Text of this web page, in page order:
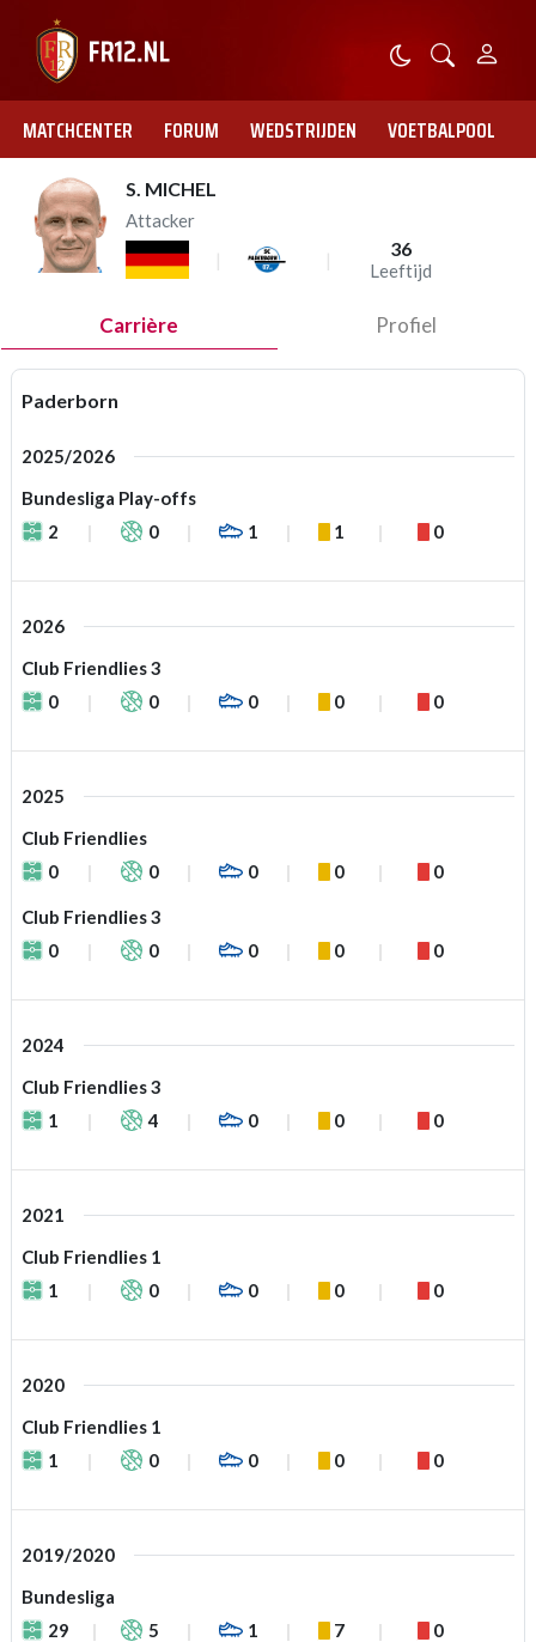
MATCHCENTER FORUM WEDSTRIJDEN VOETBALPOOL
S. MICHEL
Attacker
36
Leeftijd
Carrière Profiel
Paderborn
2025/2026
Bundesliga Play-offs
2
0 1 1 0
2026
Club Friendlies 3
0
0 0 0 0
2025
Club Friendlies
0
0 0 0 0
Club Friendlies 3
0
0 0 0 0
2024
Club Friendlies 3
1
4 0 0 0
2021
Club Friendlies 1
1
0 0 0 0
2020
Club Friendlies 1
1
0 0 0 0
2019/2020
Bundesliga
29
5 1 7 0